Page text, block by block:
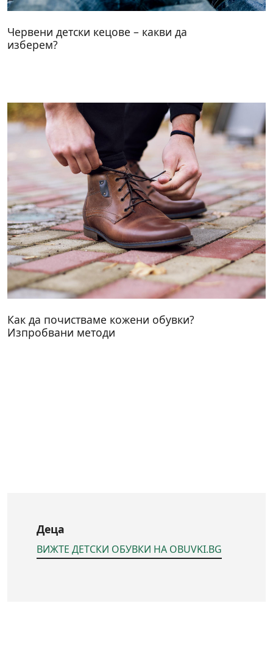
Червени детски кецове – какви да
изберем?
Как да почистваме кожени обувки?
Изпробвани методи
Деца
ВИЖТЕ ДЕТСКИ ОБУВКИ НА OBUVKI.BG